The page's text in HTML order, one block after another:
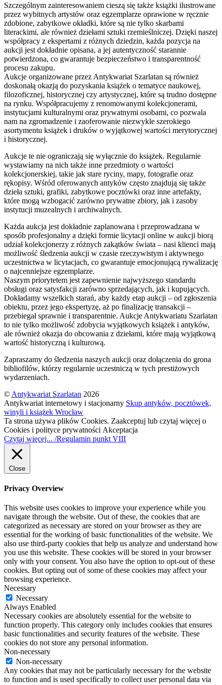
Szczególnym zainteresowaniem cieszą się także książki ilustrowane
przez wybitnych artystów oraz egzemplarze oprawione w ręcznie
zdobione, zabytkowe okładki, które są nie tylko skarbami
literackimi, ale również dziełami sztuki rzemieślniczej. Dzięki naszej
współpracy z ekspertami z różnych dziedzin, każda pozycja na
aukcji jest dokładnie opisana, a jej autentyczność starannie
potwierdzona, co gwarantuje bezpieczeństwo i transparentność
procesu zakupu.
Aukcje organizowane przez Antykwariat Szarlatan są również
doskonałą okazją do pozyskania książek o tematyce naukowej,
filozoficznej, historycznej czy artystycznej, które są trudno dostępne
na rynku. Współpracujemy z renomowanymi kolekcjonerami,
instytucjami kulturalnymi oraz prywatnymi osobami, co pozwala
nam na zgromadzenie i zaoferowanie niezwykle szerokiego
asortymentu książek i druków o wyjątkowej wartości merytorycznej
i historycznej.
Aukcje te nie ograniczają się wyłącznie do książek. Regularnie
wystawiamy na nich także inne przedmioty o wartości
kolekcjonerskiej, takie jak stare ryciny, mapy, fotografie oraz
rękopisy. Wśród oferowanych antyków często znajdują się także
dzieła sztuki, grafiki, zabytkowe pocztówki oraz inne artefakty,
które mogą wzbogacić zarówno prywatne zbiory, jak i zasoby
instytucji muzealnych i archiwalnych.
Każda aukcja jest dokładnie zaplanowana i przeprowadzana w
sposób profesjonalny a dzięki formie licytacji online w aukcji biorą
udział kolekcjonerzy z różnych zakątków świata – nasi klienci mają
możliwość śledzenia aukcji w czasie rzeczywistym i aktywnego
uczestnictwa w licytacjach, co gwarantuje emocjonującą rywalizację
o najcenniejsze egzemplarze.
Naszym priorytetem jest zapewnienie najwyższego standardu
obsługi oraz satysfakcji zarówno sprzedających, jak i kupujących.
Dokładamy wszelkich starań, aby każdy etap aukcji – od zgłoszenia
obiektu, przez jego ekspertyzę, aż po finalizację transakcji –
przebiegał sprawnie i transparentnie. Aukcje Antykwariatu Szarlatan
to nie tylko możliwość zdobycia wyjątkowych książek i antyków,
ale również okazja do obcowania z dziełami, które mają wyjątkową
wartość historyczną i kulturową.
Zapraszamy do śledzenia naszych aukcji oraz dołączenia do grona
bibliofilów, którzy regularnie uczestniczą w tych prestiżowych
wydarzeniach.
© Antykwariat Szarlatan 2026
Antykwariat internetowy i stacjonarny Skup antyków, pocztówek,
winyli i książek Wrocław
Ta strona używa plików Cookies. Zaakceptuj lub czytaj więcej o
Cookies i polityce prywatności Akceptacja
Czytaj więcej... /Regulamin punkt VIII
Close
Privacy Overview
This website uses cookies to improve your experience while you
navigate through the website. Out of these, the cookies that are
categorized as necessary are stored on your browser as they are
essential for the working of basic functionalities of the website. We
also use third-party cookies that help us analyze and understand how
you use this website. These cookies will be stored in your browser
only with your consent. You also have the option to opt-out of these
cookies. But opting out of some of these cookies may affect your
browsing experience.
Necessary
Necessary
Always Enabled
Necessary cookies are absolutely essential for the website to
function properly. This category only includes cookies that ensures
basic functionalities and security features of the website. These
cookies do not store any personal information.
Non-necessary
Non-necessary
Any cookies that may not be particularly necessary for the website
to function and is used specifically to collect user personal data via